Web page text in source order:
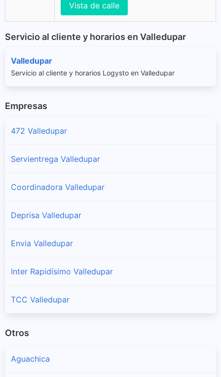
Vista de calle
Servicio al cliente y horarios en Valledupar
Valledupar
Servicio al cliente y horarios Logysto en Valledupar
Empresas
472 Valledupar
Servientrega Valledupar
Coordinadora Valledupar
Deprisa Valledupar
Envia Valledupar
Inter Rapidísimo Valledupar
TCC Valledupar
Otros
Aguachica